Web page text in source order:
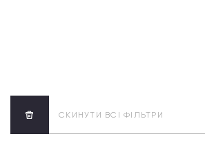
СКИНУТИ ВСІ ФІЛЬТРИ